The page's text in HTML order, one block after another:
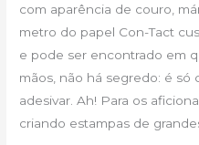
com aparência de couro,
metro do papel Con-Tact
e pode ser encontrado em
mãos, não há segredo: é só
adesivar. Ah! Para os
criando estampas de